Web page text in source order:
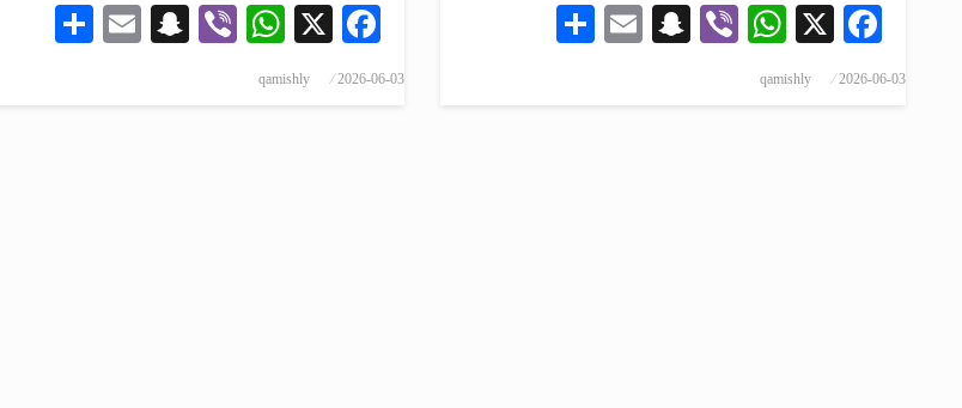
Facebook
X
WhatsApp
Viber
Snapchat
Email
2026-06-03
qamishly
Facebook
X
WhatsApp
Viber
Snapchat
Email
2026-06-03
qamishly